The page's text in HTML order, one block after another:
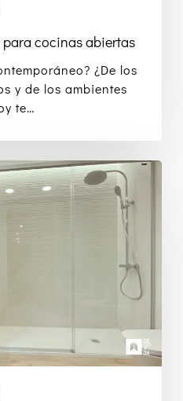
cocinas abiertas
¿De los
y de los ambientes
te…